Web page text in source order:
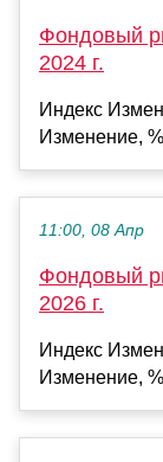
Фондовый
2024 г.
Индекс
Изменение,
11:00, 08 Апр
Фондовый
2026 г.
Индекс
Изменение,